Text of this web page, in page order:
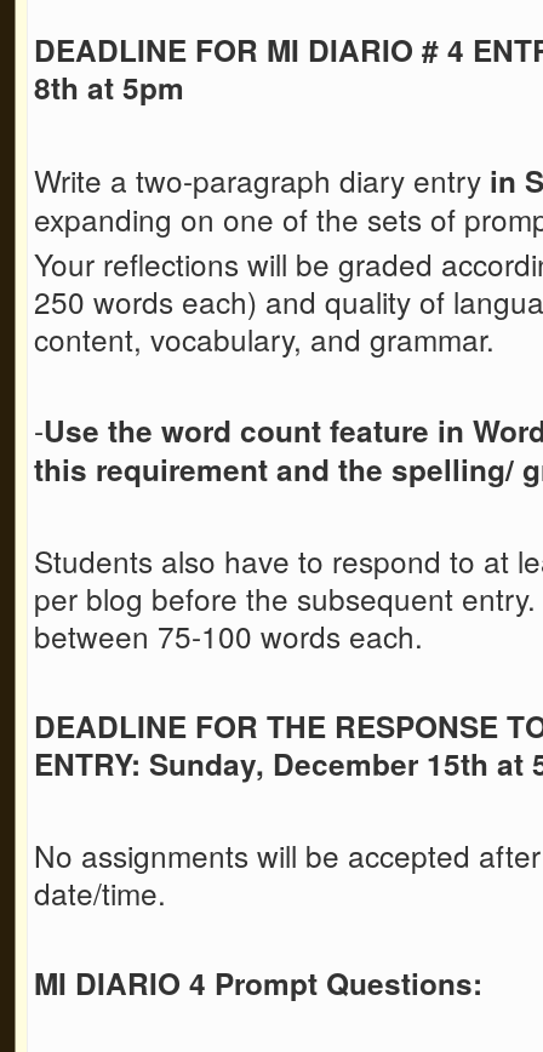
DEADLINE FOR MI DIARIO # 4
8th at 5pm
Write a two-paragraph diary entry in
expanding on one of the sets of
Your reflections will be graded
250 words each) and quality of
content, vocabulary, and grammar.
-Use the word count feature in
this requirement and the spelling/
Students also have to respond to at
per blog before the subsequent
between 75-100 words each.
DEADLINE FOR THE RESPONSE
ENTRY: Sunday, December 15th at
No assignments will be accepted
date/time.
MI DIARIO 4 Prompt Questions: